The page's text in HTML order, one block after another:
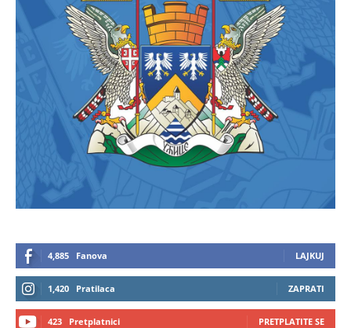
4,885 Fanova LAJKUJ
1,420 Pratilaca ZAPRATI
423 Pretplatnici PRETPLATITE SE